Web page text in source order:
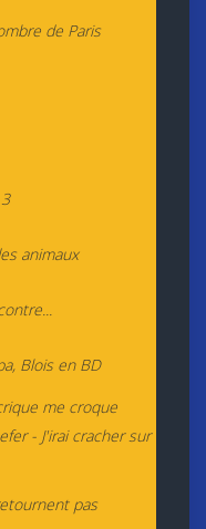
de Paris
animaux
Blois en BD
me croque
- J'irai cracher sur
pas